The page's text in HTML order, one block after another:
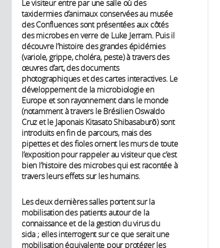
Le visiteur entre par une salle où des
taxidermies d’animaux conservées au musée
des Confluences sont présentées aux côtés
des microbes en verre de Luke Jerram. Puis il
découvre l’histoire des grandes épidémies
(variole, grippe, choléra, peste) à travers des
œuvres d’art, des documents
photographiques et des cartes interactives. Le
développement de la microbiologie en
Europe et son rayonnement dans le monde
(notamment à travers le Brésilien Oswaldo
Cruz et le Japonais Kitasato Shibasaburō) sont
introduits en fin de parcours, mais des
pipettes et des fioles ornent les murs de toute
l’exposition pour rappeler au visiteur que c’est
bien l’histoire des microbes qui est racontée à
travers leurs effets sur les humains.
Les deux dernières salles portent sur la
mobilisation des patients autour de la
connaissance et de la gestion du virus du
sida ; elles interrogent sur ce que serait une
mobilisation équivalente pour protéger les